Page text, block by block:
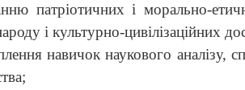
патріотичних і морально-
і культурно-цивілізаційних
навичок наукового аналізу,